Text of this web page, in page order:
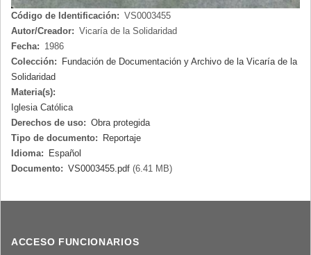
Código de Identificación: VS0003455
Autor/Creador: Vicaría de la Solidaridad
Fecha: 1986
Colección:
Fundación de Documentación y Archivo de la Vicaría de la
Solidaridad
Materia(s):
Iglesia Católica
Derechos de uso: Obra protegida
Tipo de documento:
Reportaje
Idioma:
Español
Documento: VS0003455.pdf (6.41 MB)
ACCESO FUNCIONARIOS